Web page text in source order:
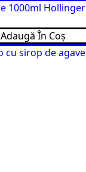
1000ml Hollinger
Adaugă În Coș